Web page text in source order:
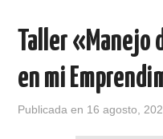
Taller «Manejo
en mi
Publicada en 16 agosto,